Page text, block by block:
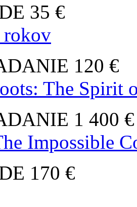
35 €
rokov
120 €
The Spirit
1 400 €
Impossible
170 €